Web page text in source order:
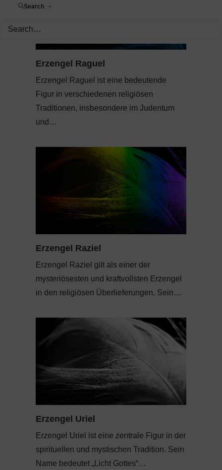
Search
Erzengel Raguel
Erzengel Raguel ist eine bedeutende
Figur in verschiedenen religiösen
Traditionen, insbesondere im Judentum
und…
Erzengel Raziel
Erzengel Raziel gilt als einer der
mysteriösesten und kraftvollsten Erzengel
in den religiösen Überlieferungen. Sein…
Erzengel Uriel
Erzengel Uriel ist eine zentrale Figur in der
spirituellen und mystischen Tradition. Sein
Name bedeutet „Licht Gottes“…